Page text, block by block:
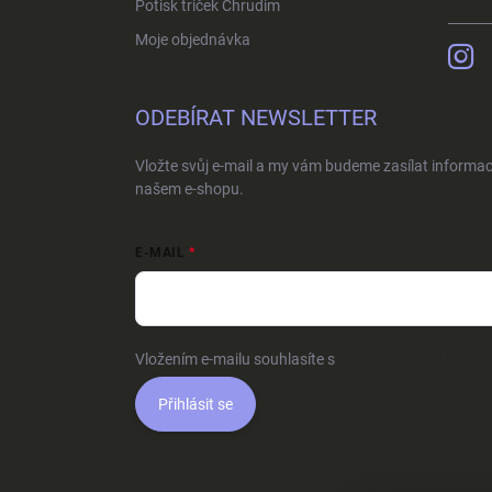
Potisk triček Chrudim
Moje objednávka
ODEBÍRAT NEWSLETTER
Vložte svůj e-mail a my vám budeme zasílat
našem e-shopu.
E-MAIL
Vložením e-mailu souhlasíte s
Přihlásit se